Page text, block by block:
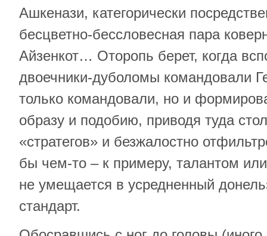
Ашкенази, категорически
бесцветно-бессловесная пара
Айзенкот… Оторопь берет, когда
двоечники-дуболомы командовали
только командовали, но и
образу и подобию, приводя туда
«стратегов» и безжалостно
бы чем-то – к примеру, талантом
не умещается в усредненный
стандарт.